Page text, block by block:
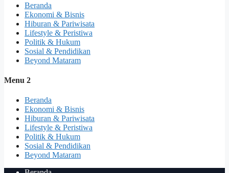
Beranda
Ekonomi & Bisnis
Hiburan & Pariwisata
Lifestyle & Peristiwa
Politik & Hukum
Sosial & Pendidikan
Beyond Mataram
Menu 2
Beranda
Ekonomi & Bisnis
Hiburan & Pariwisata
Lifestyle & Peristiwa
Politik & Hukum
Sosial & Pendidikan
Beyond Mataram